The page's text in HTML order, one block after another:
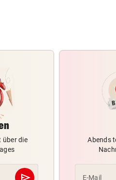
über die
Abends
E-Mail